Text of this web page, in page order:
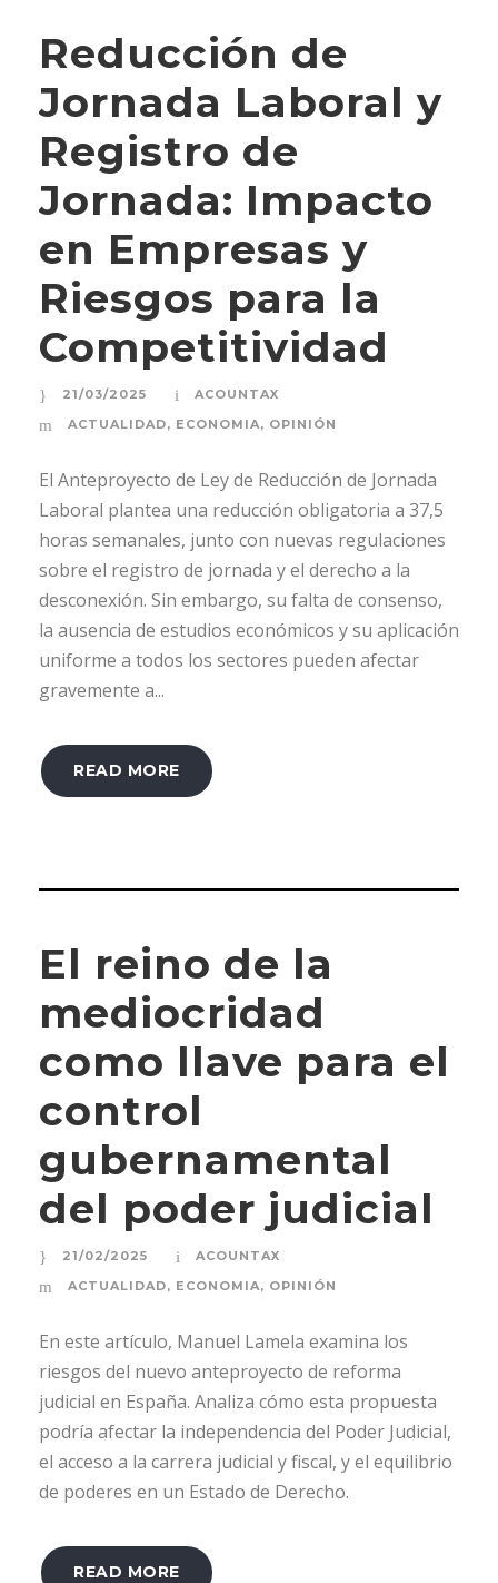
Reducción de
Jornada Laboral y
Registro de
Jornada: Impacto
en Empresas y
Riesgos para la
Competitividad
21/03/2025
ACOUNTAX
ACTUALIDAD, ECONOMIA, OPINIÓN
El Anteproyecto de Ley de Reducción de Jornada
Laboral plantea una reducción obligatoria a 37,5
horas semanales, junto con nuevas regulaciones
sobre el registro de jornada y el derecho a la
desconexión. Sin embargo, su falta de consenso,
la ausencia de estudios económicos y su aplicación
uniforme a todos los sectores pueden afectar
gravemente a...
READ MORE
El reino de la
mediocridad
como llave para el
control
gubernamental
del poder judicial
21/02/2025
ACOUNTAX
ACTUALIDAD, ECONOMIA, OPINIÓN
En este artículo, Manuel Lamela examina los
riesgos del nuevo anteproyecto de reforma
judicial en España. Analiza cómo esta propuesta
podría afectar la independencia del Poder Judicial,
el acceso a la carrera judicial y fiscal, y el equilibrio
de poderes en un Estado de Derecho.
READ MORE